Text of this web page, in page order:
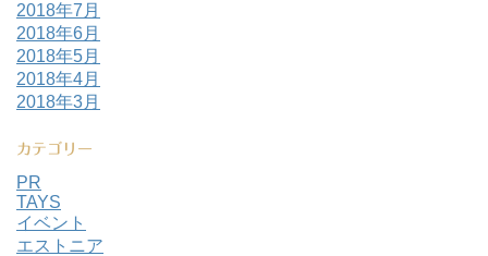
2018年7月
2018年6月
2018年5月
2018年4月
2018年3月
カテゴリー
PR
TAYS
イベント
エストニア